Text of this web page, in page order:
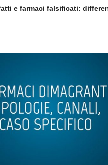
e farmaci falsificati: